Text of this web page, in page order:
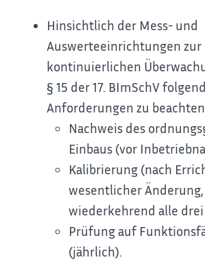
Hinsichtlich der Mess- und
Auswerteeinrichtungen zur
kontinuierlichen
§ 15 der 17. BImSchV
Anforderungen zu
Nachweis des
Einbaus (vor
Kalibrierung (nach
wesentlicher Änderung,
wiederkehrend alle drei
Prüfung auf
(jährlich).